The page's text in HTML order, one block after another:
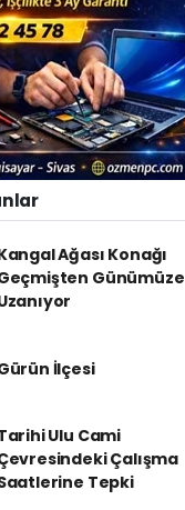
Ağası Konağı
Günümüze
İlçesi
Ulu Cami
Çalışma
Tepki